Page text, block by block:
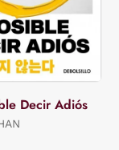
Decir Adiós